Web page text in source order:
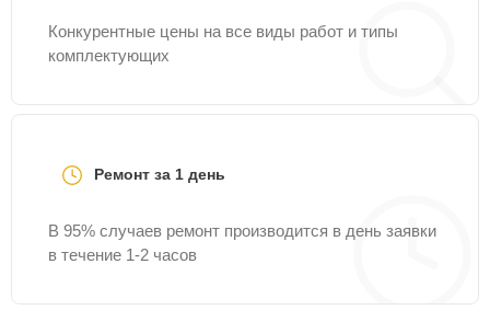
Конкурентные цены на все виды работ и типы
комплектующих
Ремонт за 1 день
В 95% случаев ремонт производится в день заявки
в течение 1-2 часов